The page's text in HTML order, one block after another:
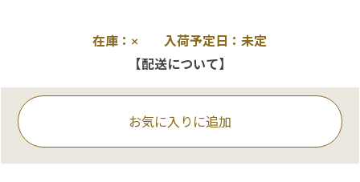
在庫：× 入荷予定日：未定
【配送について】
お気に入りに追加